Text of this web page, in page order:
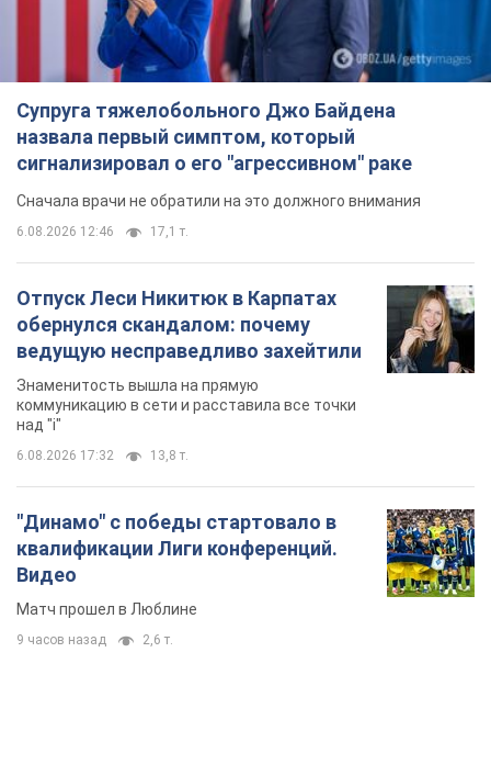
Знаменитость вышла на прямую
коммуникацию в сети и расставила все точки
6.08.2026 17:32 13,8 т.
"Динамо" с победы стартовало в
квалификации Лиги конференций.
Видео
Матч прошел в Люблине
9 часов назад 2,6 т.
TOP NEWS